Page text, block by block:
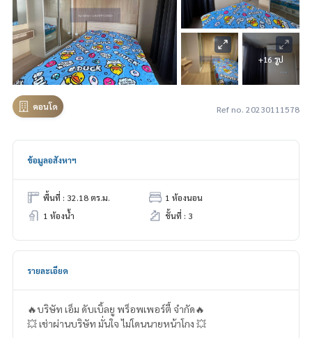
+16 รูป
คอนโด Ref no. 20230111578
ข้อมูลอสังหาฯ
พื้นที่ : 32.18 ตร.ม.
1 ห้องนอน
1 ห้องน้ำ
ชั้นที่ : 3
รายละเอียด
🔥บริษัท เอ็ม ดับเบิ้ลยู พร็อพเพอร์ตี้ จำกัด🔥
💥 เช่าผ่านบริษัท มั่นใจ ไม่โดนนายหน้าโกง 💥